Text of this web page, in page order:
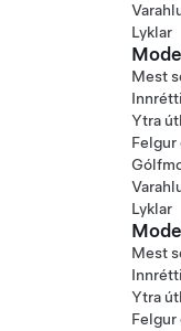
Lyklar
Mest
Ytra
Felgur
Lyklar
Mest
Ytra
Felgur